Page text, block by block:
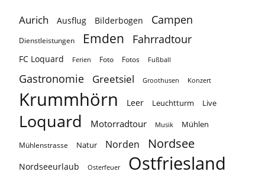
Aurich Ausflug Bilderbogen Campen
Dienstleistungen Emden Fahrradtour
FC Loquard Ferien Foto Fotos Fußball
Gastronomie Greetsiel Groothusen Konzert
Krummhörn Leer Leuchtturm Live
Loquard Motorradtour Musik Mühlen
Mühlenstrasse Natur Norden Nordsee
Nordseeurlaub Osterfeuer Ostfriesland